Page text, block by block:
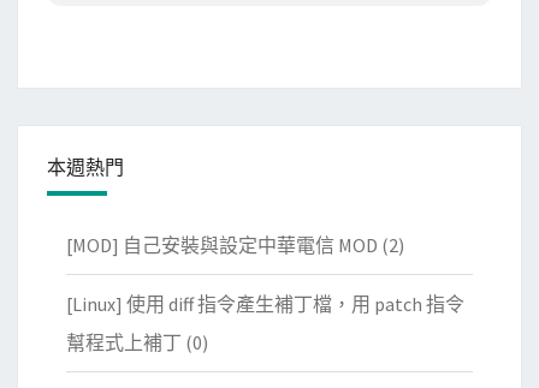
本週熱門
[MOD] 自己安裝與設定中華電信 MOD (2)
[Linux] 使用 diff 指令產生補丁檔，用 patch 指令
幫程式上補丁 (0)